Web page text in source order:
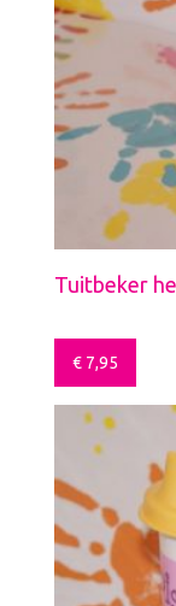
Tuitbeker
€ 7,95